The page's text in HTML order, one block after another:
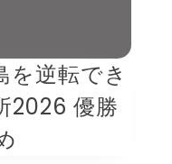
を逆転でき
2026 優勝